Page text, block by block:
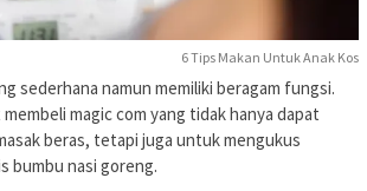
6 Tips Makan Untuk Anak Kos
sederhana namun memiliki beragam fungsi.
magic com yang tidak hanya dapat
beras, tetapi juga untuk mengukus
bumbu nasi goreng.